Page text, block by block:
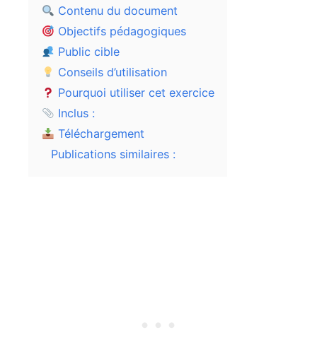
Contenu du document
Objectifs pédagogiques
Public cible
Conseils d’utilisation
Pourquoi utiliser cet exercice
Inclus :
Téléchargement
Publications similaires :